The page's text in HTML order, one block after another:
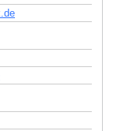
.de